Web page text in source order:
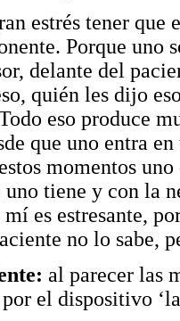
estrés tener que
Porque uno
delante del
quién les dijo
eso produce
que uno entra
momentos
uno tiene y con la
es estresante,
no lo sabe,
al parecer las
el dispositivo